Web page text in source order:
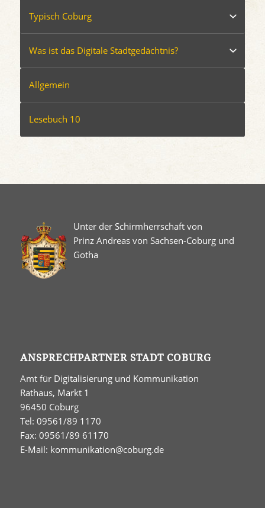
Typisch Coburg
Was ist das Digitale Stadtgedächtnis?
Allgemein
Lesebuch 10
Unter der Schirmherrschaft von
Prinz Andreas von Sachsen-Coburg und
Gotha
ANSPRECHPARTNER STADT COBURG
Amt für Digitalisierung und Kommunikation
Rathaus, Markt 1
96450 Coburg
Tel: 09561/89 1170
Fax: 09561/89 61170
E-Mail: kommunikation@coburg.de